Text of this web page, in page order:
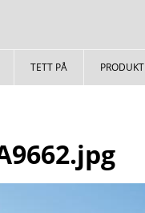
TETT PÅ PRODUKT